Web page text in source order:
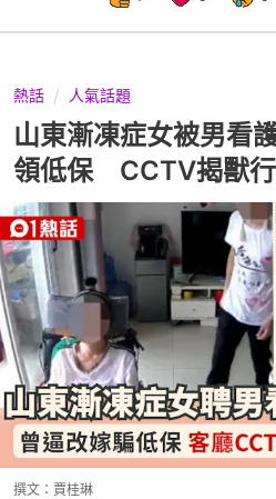
熱話 人氣話題
山東漸凍症女被男看
領低保 CCTV揭獸行
撰文： 賈桂琳